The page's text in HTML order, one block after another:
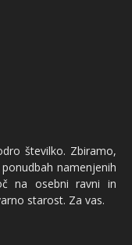
številko. Zbiramo,
namenjenih
na osebni ravni in
starost. Za vas.